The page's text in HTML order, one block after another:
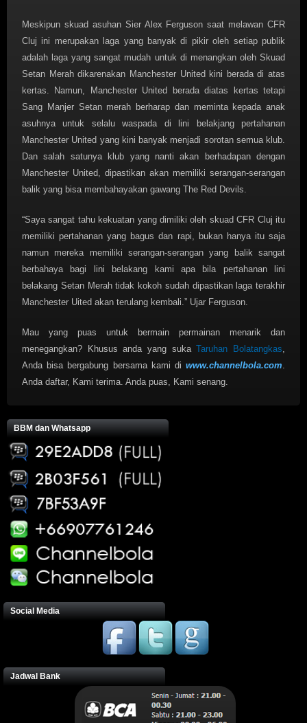
Meskipun skuad asuhan Sier Alex Ferguson saat melawan CFR
Cluj ini merupakan laga yang banyak di pikir oleh setiap publik
adalah laga yang sangat mudah untuk di menangkan oleh Skuad
Setan Merah dikarenakan Manchester United kini berada di atas
kertas. Namun, Manchester United berada diatas kertas tetapi
Sang Manjer Setan merah berharap dan meminta kepada anak
asuhnya untuk selalu waspada di lini belakjang pertahanan
Manchester United yang kini banyak menjadi sorotan semua klub.
Dan salah satunya klub yang nanti akan berhadapan dengan
Manchester United, dipastikan akan memiliki serangan-serangan
balik yang bisa membahayakan gawang The Red Devils.
“Saya sangat tahu kekuatan yang dimiliki oleh skuad CFR Cluj itu
memiliki pertahanan yang bagus dan rapi, bukan hanya itu saja
namun mereka memiliki serangan-serangan yang balik sangat
berbahaya bagi lini belakang kami apa bila pertahanan lini
belakang Setan Merah tidak kokoh sudah dipastikan laga terakhir
Manchester Uited akan terulang kembali.” Ujar Ferguson.
Mau yang puas untuk bermain permainan menarik dan
menegangkan? Khusus anda yang sukaTaruhan Bolatangkas
Anda bisa bergabung bersama kami di www.channelbola.com
Anda daftar, Kami terima. Anda puas, Kami senang.
BBM dan Whatsapp
Social Media
Jadwal Bank